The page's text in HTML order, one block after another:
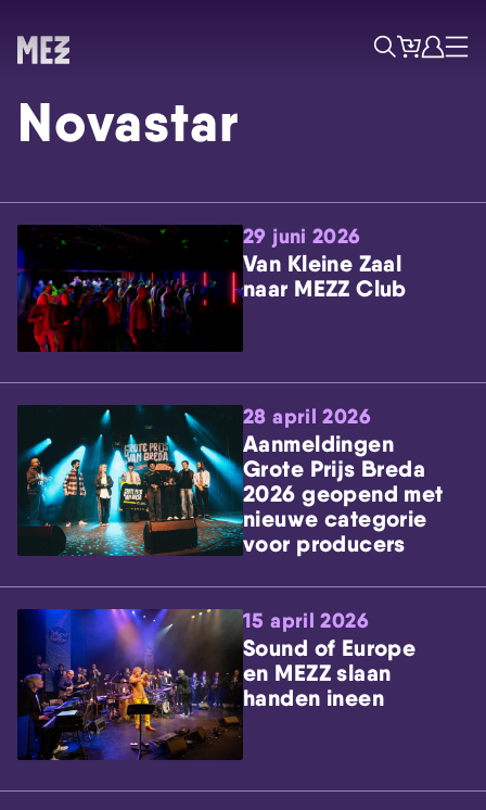
Skip navigatie
ZoekTicketsAccount
Menu
Novastar
29 juni 2026
Van Kleine Zaal
naar MEZZ Club
28 april 2026
Aanmeldingen
Grote Prijs Breda
2026 geopend met
nieuwe categorie
voor producers
15 april 2026
Sound of Europe
en MEZZ slaan
handen ineen